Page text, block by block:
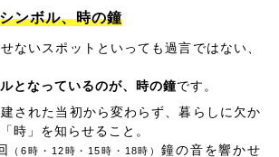
ンボル、時の鐘
ないスポットといっても過言ではない、
となっているのが、時の鐘です。
された当初から変わらず、暮らしに欠か
時」を知らせること。
（6時・12時・15時・18時）鐘の音を響かせ